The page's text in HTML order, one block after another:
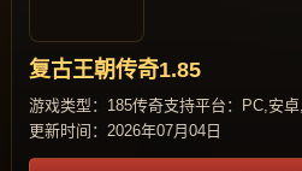
复古王朝传奇1.85
游戏类型：185传奇支持平台：PC,安
更新时间：2026年07月04日